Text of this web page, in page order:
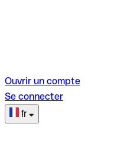
Ouvrir un compte
Se connecter
fr